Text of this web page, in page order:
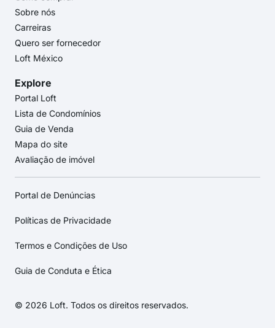
Sobre nós
Carreiras
Quero ser fornecedor
Loft México
Explore
Portal Loft
Lista de Condomínios
Guia de Venda
Mapa do site
Avaliação de imóvel
Portal de Denúncias
Políticas de Privacidade
Termos e Condições de Uso
Guia de Conduta e Ética
© 2026 Loft. Todos os direitos reservados.